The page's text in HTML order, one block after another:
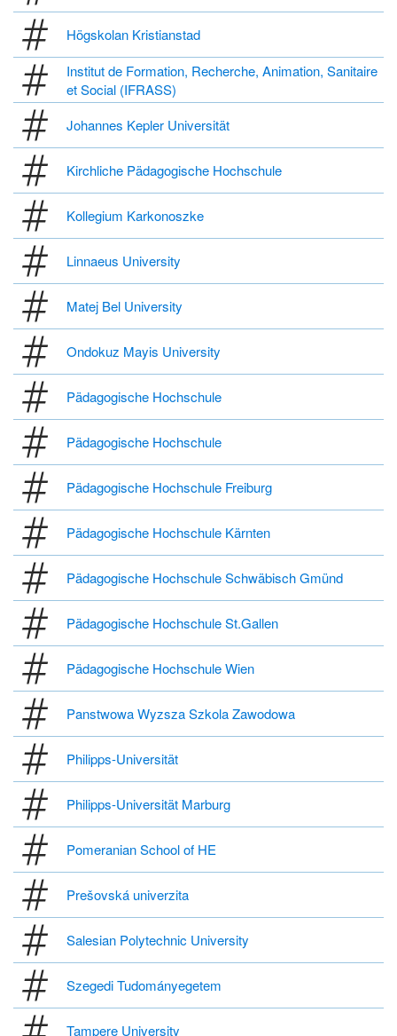
Högskolan Kristianstad
Institut de Formation, Recherche, Animation, Sanitaire
et Social (IFRASS)
Johannes Kepler Universität
Kirchliche Pädagogische Hochschule
Kollegium Karkonoszke
Linnaeus University
Matej Bel University
Ondokuz Mayis University
Pädagogische Hochschule
Pädagogische Hochschule
Pädagogische Hochschule Freiburg
Pädagogische Hochschule Kärnten
Pädagogische Hochschule Schwäbisch Gmünd
Pädagogische Hochschule St.Gallen
Pädagogische Hochschule Wien
Panstwowa Wyzsza Szkola Zawodowa
Philipps-Universität
Philipps-Universität Marburg
Pomeranian School of HE
Prešovská univerzita
Salesian Polytechnic University
Szegedi Tudományegetem
Tampere University